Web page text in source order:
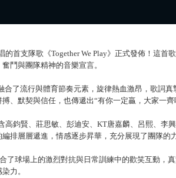
首支隊歌《Together We Play》正式發佈！這首
鬥與團隊精神的音樂宣言。
合了流行與體育節奏元素，旋律熱血激昂，歌詞
、默契與信任，也傳遞出“有你一定贏，大家一齊
高鈞賢、莊思敏、彭迪安、KT唐嘉麟、呂熙、李
排層層遞進，情感逐步昇華，充分展現了團隊的
了球場上的激烈對抗與日常訓練中的歡笑互動，
力。